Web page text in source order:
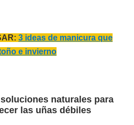
3 ideas de manicura que
e invierno
naturales para
las uñas débiles